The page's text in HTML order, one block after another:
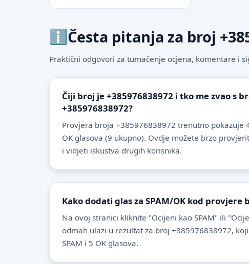
Česta pitanja za broj
Praktični odgovori za tumačenje ocjena, komentare i
Čiji broj je +385976838972 i tko me zvao s
+385976838972?
Provjera broja +385976838972 trenutno pokazuje
OK glasova (9 ukupno). Ovdje možete brzo
i vidjeti iskustva drugih korisnika.
Kako dodati glas za SPAM/OK kod provjere
Na ovoj stranici kliknite "Ocijeni kao SPAM" ili
odmah ulazi u rezultat za broj +385976838972,
SPAM i 5 OK glasova.